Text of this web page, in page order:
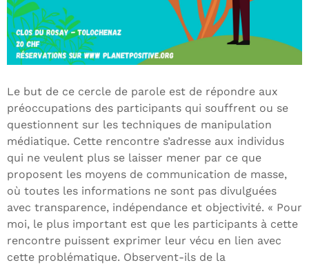
Le but de ce cercle de parole est de répondre aux
préoccupations des participants qui souffrent ou se
questionnent sur les techniques de manipulation
médiatique. Cette rencontre s’adresse aux individus
qui ne veulent plus se laisser mener par ce que
proposent les moyens de communication de masse,
où toutes les informations ne sont pas divulguées
avec transparence, indépendance et objectivité. « Pour
moi, le plus important est que les participants à cette
rencontre puissent exprimer leur vécu en lien avec
cette problématique. Observent-ils de la